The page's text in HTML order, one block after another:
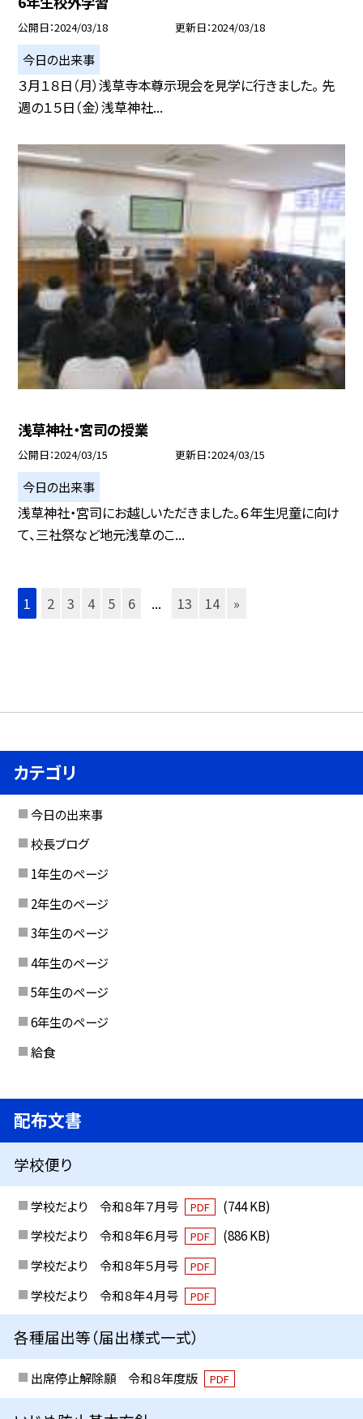
公開日 2024/03/18 更新日 2024/03/18
今日の出来事
３月１８日（月）浅草寺本尊示現会を見学に行きました。 先
週の１５日（金）浅草神社...
浅草神社・宮司の授業
公開日 2024/03/15 更新日 2024/03/15
今日の出来事
浅草神社・宮司にお越しいただきました。６年生児童に向け
て、三社祭など地元浅草のこ...
1 2 3 4 5 6 ... 13 14 »
カテゴリ
今日の出来事
校長ブログ
1年生のページ
2年生のページ
3年生のページ
4年生のページ
5年生のページ
6年生のページ
給食
配布文書
学校便り
学校だより 令和８年７月号 PDF
(744 KB)
学校だより 令和８年６月号
PDF
(886 KB)
学校だより 令和８年５月号
PDF
学校だより 令和８年４月号 PDF
各種届出等（届出様式一式）
出席停止解除願 令和８年度版 PDF